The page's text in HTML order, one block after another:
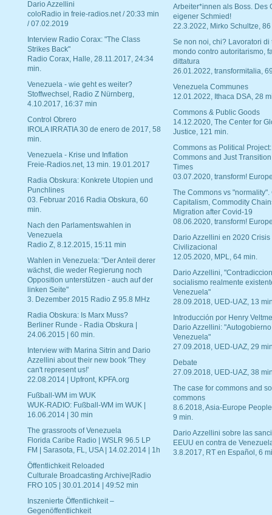
Dario Azzellini
coloRadio in freie-radios.net / 20:33 min
/ 07.02.2019
Interview Radio Corax: "The Class
Strikes Back"
Radio Corax, Halle, 28.11.2017, 24:34
min.
Venezuela - wie geht es weiter?
Stoffwechsel, Radio Z Nürnberg,
4.10.2017, 16:37 min
Control Obrero
IROLA IRRATIA 30 de enero de 2017, 58
min.
Venezuela - Krise und Inflation
Freie-Radios.net, 13 min. 19.01.2017
Radia Obskura: Konkrete Utopien und
Punchlines
03. Februar 2016 Radia Obskura, 60
min.
Nach den Parlamentswahlen in
Venezuela
Radio Z, 8.12.2015, 15:11 min
Wahlen in Venezuela: "Der Anteil derer
wächst, die weder Regierung noch
Opposition unterstützen - auch auf der
linken Seite"
3. Dezember 2015 Radio Z 95.8 MHz
Radia Obskura: Is Marx Muss?
Berliner Runde - Radia Obskura |
24.06.2015 | 60 min.
Interview with Marina Sitrin and Dario
Azzellini about their new book 'They
can't represent us!'
22.08.2014 | Upfront, KPFA.org
Fußball-WM im WUK
WUK-RADIO: Fußball-WM im WUK |
16.06.2014 | 30 min
The grassroots of Venezuela
Florida Caribe Radio | WSLR 96.5 LP
FM | Sarasota, FL, USA | 14.02.2014 | 1h
Öffentlichkeit Reloaded
Culturale Broadcasting Archive|Radio
FRO 105 | 30.01.2014 | 49:52 min
Inszenierte Öffentlichkeit –
Gegenöffentlichkeit
Arbeiter*innen als Boss. Des
eigener Schmied!
22.3.2022, Mirko Schultze, 86
Se non noi, chi? Lavoratori di
mondo contro autoritarismo,
dittatura
26.01.2022, transformitalia,
Venezuela Communes
12.01.2022, Ithaca DSA, 28
Commons & Public Goods
14.12.2020, The Center for
Justice, 121 min.
Commons as Political Project:
Commons and Just
Times
03.07.2020, transform!
The Commons vs "normality".
Capitalism, Commodity
Migration after Covid-19
08.06.2020, transform!
Dario Azzellini en 2020 Crisis
Civilizacional
12.05.2020, MPL, 64 min.
Dario Azzellini,
socialismo realmente
Venezuela"
28.09.2018, UED-UAZ, 13
Introducción por Henry
Dario Azzellini:
Venezuela"
27.09.2018, UED-UAZ, 29
Debate
27.09.2018, UED-UAZ, 38
The case for commons and
commons
8.6.2018, Asia-Europe
9 min.
Dario Azzellini sobre las
EEUU en contra de
3.8.2017, RT en Español, 6